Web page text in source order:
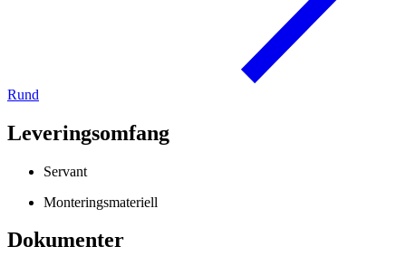
Rund
Leveringsomfang
Servant
Monteringsmateriell
Dokumenter